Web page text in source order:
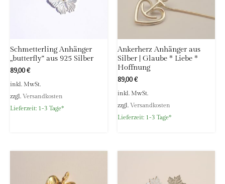
Schmetterling Anhänger
„butterfly“ aus 925 Silber
89,00€
inkl. MwSt.
zzgl. Versandkosten
Lieferzeit: 1-3 Tage*
Ankerherz Anhänger aus
Silber | Glaube * Liebe *
Hoffnung
89,00€
inkl. MwSt.
zzgl. Versandkosten
Lieferzeit: 1-3 Tage*